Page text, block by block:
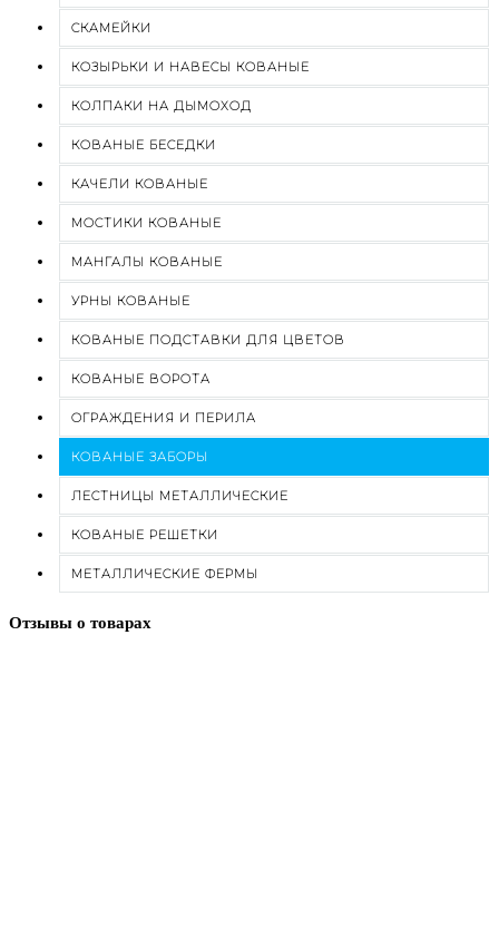
СКАМЕЙКИ
КОЗЫРЬКИ И НАВЕСЫ КОВАНЫЕ
КОЛПАКИ НА ДЫМОХОД
КОВАНЫЕ БЕСЕДКИ
КАЧЕЛИ КОВАНЫЕ
МОСТИКИ КОВАНЫЕ
МАНГАЛЫ КОВАНЫЕ
УРНЫ КОВАНЫЕ
КОВАНЫЕ ПОДСТАВКИ ДЛЯ ЦВЕТОВ
КОВАНЫЕ ВОРОТА
ОГРАЖДЕНИЯ И ПЕРИЛА
КОВАНЫЕ ЗАБОРЫ
ЛЕСТНИЦЫ МЕТАЛЛИЧЕСКИЕ
КОВАНЫЕ РЕШЕТКИ
МЕТАЛЛИЧЕСКИЕ ФЕРМЫ
Отзывы о товарах